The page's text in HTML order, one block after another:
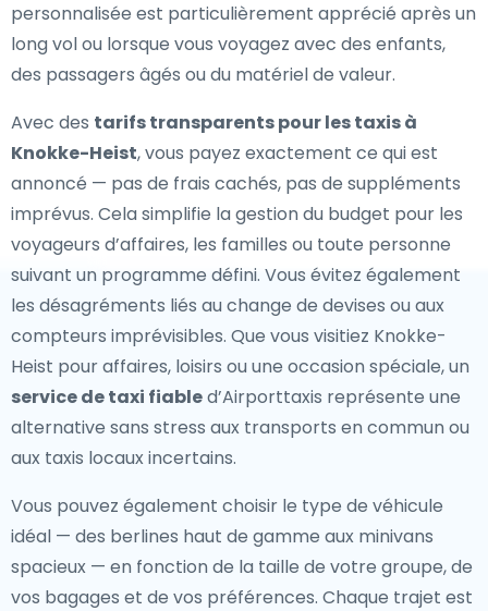
personnalisée est particulièrement apprécié après un
long vol ou lorsque vous voyagez avec des enfants,
des passagers âgés ou du matériel de valeur.
Avec des tarifs transparents pour les taxis à
Knokke-Heist, vous payez exactement ce qui est
annoncé — pas de frais cachés, pas de suppléments
imprévus. Cela simplifie la gestion du budget pour les
voyageurs d’affaires, les familles ou toute personne
suivant un programme défini. Vous évitez également
les désagréments liés au change de devises ou aux
compteurs imprévisibles. Que vous visitiez Knokke-
Heist pour affaires, loisirs ou une occasion spéciale, un
service de taxi fiabled’Airporttaxis représente une
alternative sans stress aux transports en commun ou
aux taxis locaux incertains.
Vous pouvez également choisir le type de véhicule
idéal — des berlines haut de gamme aux minivans
spacieux — en fonction de la taille de votre groupe, de
vos bagages et de vos préférences. Chaque trajet est